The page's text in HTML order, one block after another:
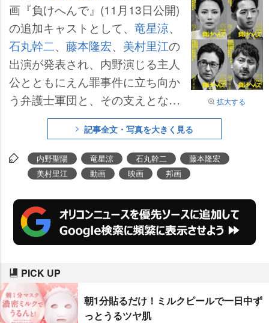
拡大する
画『負けへんで』(11月13日公開)
の追加キャストとして、 竜星涼、
石丸幹二、 藤本隆宏、 美村里江の
出演が発表され、内野演じる主人
公とともにえん罪事件に立ち向か
う弁護士軍団と、その支えとなる
恋人役を務めることが明らかにな
記事全文・写真を大きく見る
内野聖陽 竜星涼 石丸幹二
藤本隆宏
美村里江
動画 映画 邦画
PICK UP
朝1分貼るだけ！ミルクピールで一日中ず
っとうるツヤ肌